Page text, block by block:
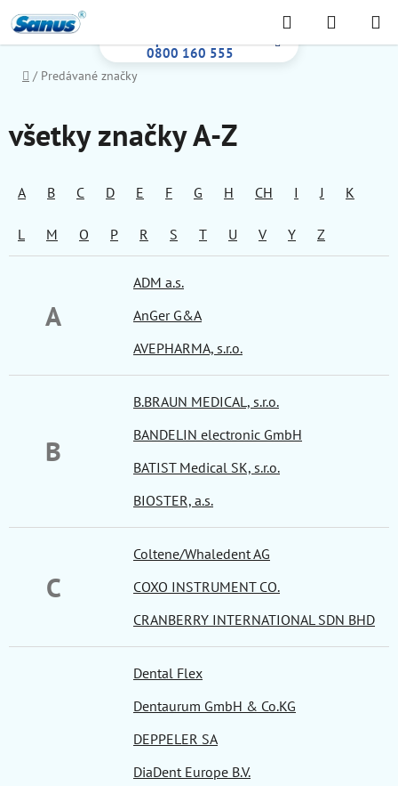
na
obsah
0800 160 555
Hľadať
KOŠÍK
Domov
/ Predávané značky
všetky značky A-Z
A B C D E F G H CH I J K
L M O P R S T U V Y Z
A
ADM a.s.
AnGer G&A
AVEPHARMA, s.r.o.
B
B.BRAUN MEDICAL, s.r.o.
BANDELIN electronic GmbH
BATIST Medical SK, s.r.o.
BIOSTER, a.s.
C
Coltene/Whaledent AG
COXO INSTRUMENT CO.
CRANBERRY INTERNATIONAL SDN BHD
Dental Flex
Dentaurum GmbH & Co.KG
DEPPELER SA
DiaDent Europe B.V.